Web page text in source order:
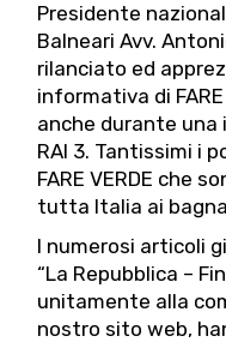
Presidente
Balneari Avv.
rilanciato ed
informativa di
anche durante
RAI 3. Tantissimi i
FARE VERDE che
tutta Italia ai
I numerosi articoli
“La Repubblica –
unitamente alla
nostro sito web,